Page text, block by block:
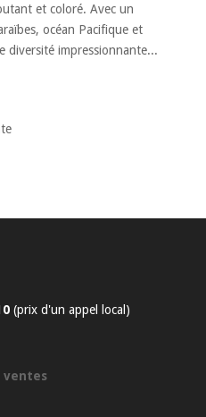
et coloré. Avec un
océan Pacifique et
diversité impressionnante...
(prix d'un appel local)
ventes